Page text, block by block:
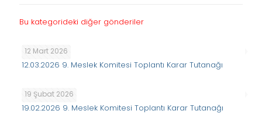
Bu kategorideki diğer gönderiler
12 Mart 2026
12.03.2026 9. Meslek Komitesi Toplantı Karar Tutanağı
19 Şubat 2026
19.02.2026 9. Meslek Komitesi Toplantı Karar Tutanağı